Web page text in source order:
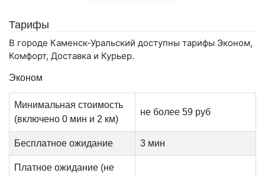
Тарифы
В городе Каменск-Уральский доступны тарифы Эконом,
Комфорт, Доставка и Курьер.
Эконом
Минимальная стоимость
(включено 0 мин и 2 км)
не более 59 руб
Бесплатное ожидание 3 мин
Платное ожидание (не